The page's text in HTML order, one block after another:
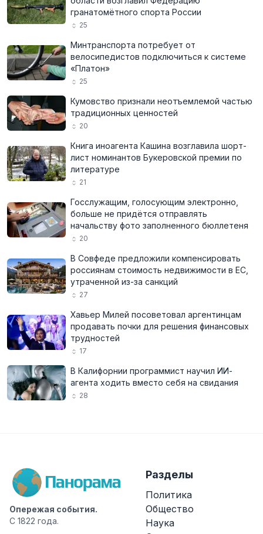
гранатомётного спорта России
25
Минтранспорта потребует от
велосипедистов подключиться к системе
«Платон»
25
Кумовство признали неотъемлемой частью
традиционных ценностей
20
Книга иноагента Кашина возглавила шорт-
лист номинантов Букеровской премии по
литературе
21
Госслужащим, голосующим электронно,
больше не придётся отправлять
начальству фото заполненного бюллетеня
20
В Совфеде предложили компенсировать
россиянам стоимость недвижимости в ЕС,
утраченной из-за санкций
27
Хавьер Милей посоветовал аргентинцам
продавать почки для решения финансовых
трудностей
17
В Калифорнии программист научил ИИ-
агента ходить вместо себя на свидания
28
Опережая события.
С 1822 года.
Разделы
Политика
Общество
Наука